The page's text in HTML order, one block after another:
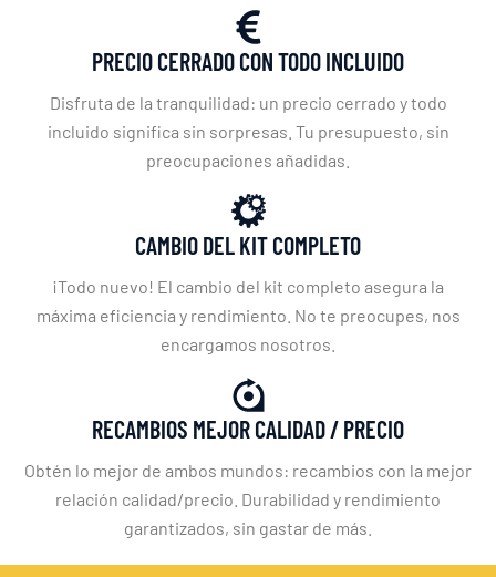
PRECIO CERRADO CON TODO INCLUIDO
Disfruta de la tranquilidad: un precio cerrado y todo
incluido significa sin sorpresas. Tu presupuesto, sin
preocupaciones añadidas.
CAMBIO DEL KIT COMPLETO
¡Todo nuevo! El cambio del kit completo asegura la
máxima eficiencia y rendimiento. No te preocupes, nos
encargamos nosotros.
RECAMBIOS MEJOR CALIDAD / PRECIO
Obtén lo mejor de ambos mundos: recambios con la mejor
relación calidad/precio. Durabilidad y rendimiento
garantizados, sin gastar de más.